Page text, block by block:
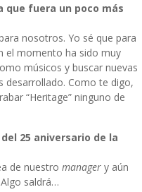
que fuera un poco más
nosotros. Yo sé que para
el momento ha sido muy
músicos y buscar nuevas
desarrollado. Como te digo,
“Heritage” ninguno de
25 aniversario de la
de nuestro manager y aún
saldrá…